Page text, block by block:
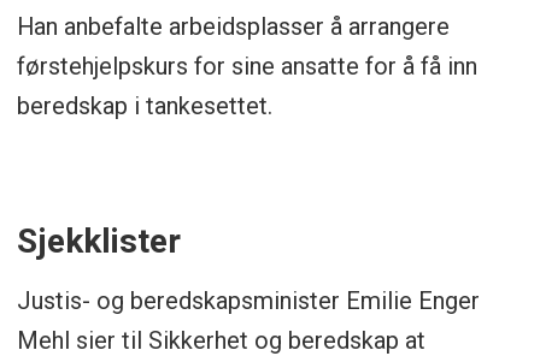
Han anbefalte arbeidsplasser å arrangere
førstehjelpskurs for sine ansatte for å få inn
beredskap i tankesettet.
Sjekklister
Justis- og beredskapsminister Emilie Enger
Mehl sier til Sikkerhet og beredskap at